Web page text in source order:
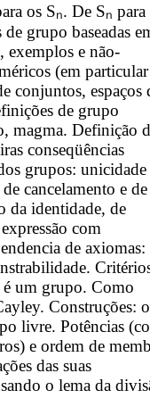
os Sₙ. De Sₙ para
grupo baseadas
exemplos e não-
(em
conjuntos, espaços
de grupo
magma. Definição
conseqüências
grupos: unicidade
cancelamento e de
da identidade, de
com
de axiomas:
é um grupo. Como
Construções: o
livre. Potências
e ordem de
das suas
o lema da